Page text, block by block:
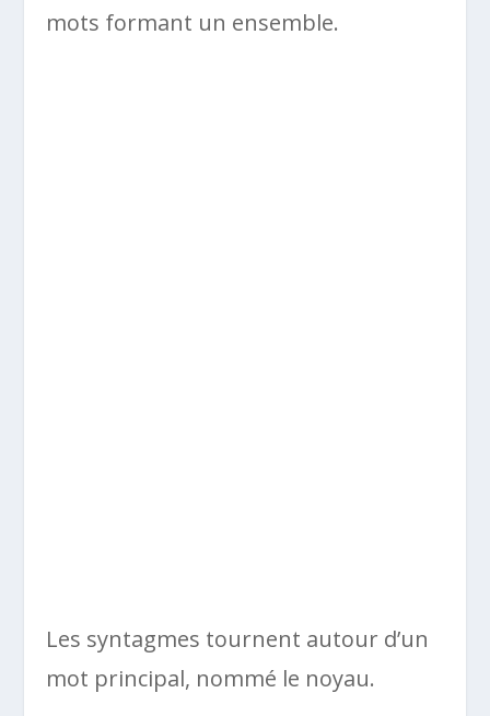
mots formant un ensemble.
Les syntagmes tournent autour d’un
mot principal, nommé le noyau.